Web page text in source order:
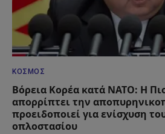
ΚΌΣΜΟΣ
Βόρεια Κορέα κατά ΝΑΤΟ: Η
απορρίπτει την
προειδοποιεί για ενίσχυση
οπλοστασίου